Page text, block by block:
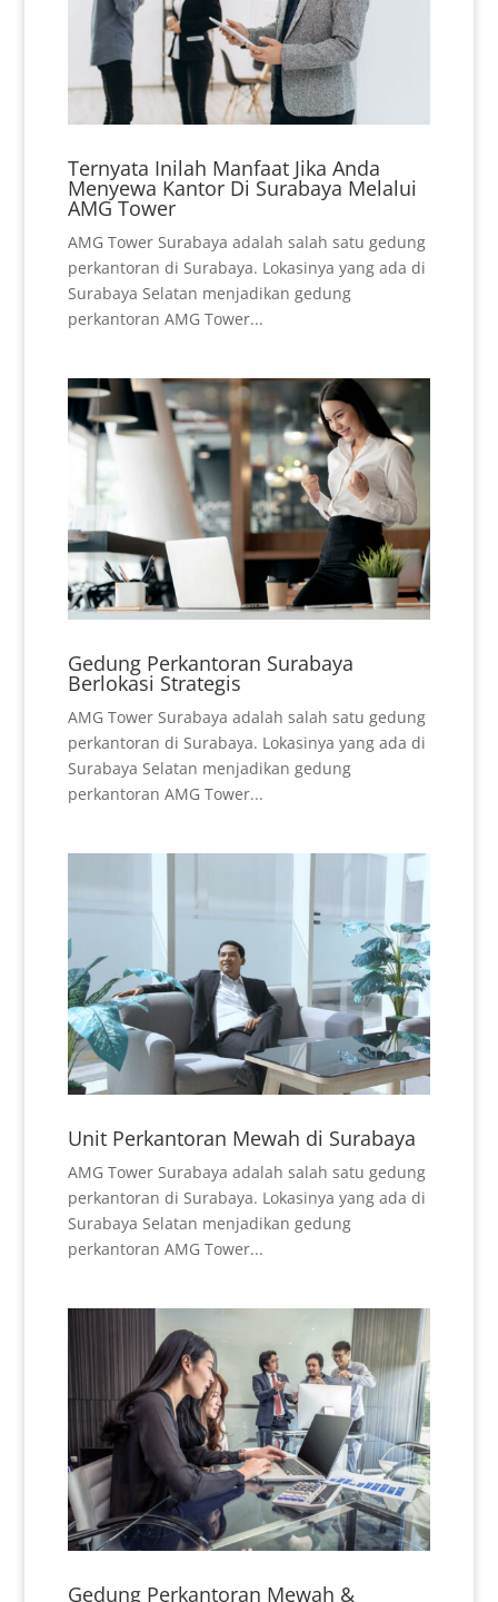
Ternyata Inilah Manfaat Jika Anda
Menyewa Kantor Di Surabaya Melalui
AMG Tower
AMG Tower Surabaya adalah salah satu gedung
perkantoran di Surabaya. Lokasinya yang ada di
Surabaya Selatan menjadikan gedung
perkantoran AMG Tower...
Gedung Perkantoran Surabaya
Berlokasi Strategis
AMG Tower Surabaya adalah salah satu gedung
perkantoran di Surabaya. Lokasinya yang ada di
Surabaya Selatan menjadikan gedung
perkantoran AMG Tower...
Unit Perkantoran Mewah di Surabaya
AMG Tower Surabaya adalah salah satu gedung
perkantoran di Surabaya. Lokasinya yang ada di
Surabaya Selatan menjadikan gedung
perkantoran AMG Tower...
Gedung Perkantoran Mewah &